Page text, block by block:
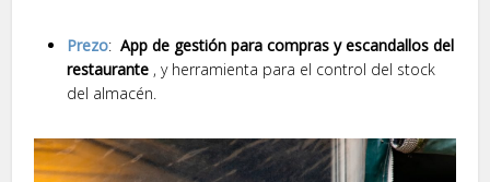
Prezo:App de gestión para compras y escandallos del
restaurante , y herramienta para el control del stock
del almacén.